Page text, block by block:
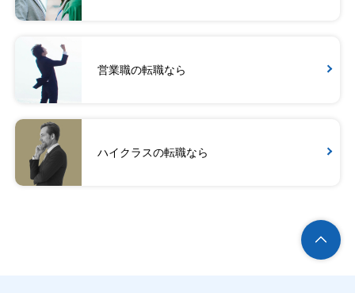
営業職の転職なら
ハイクラスの転職なら